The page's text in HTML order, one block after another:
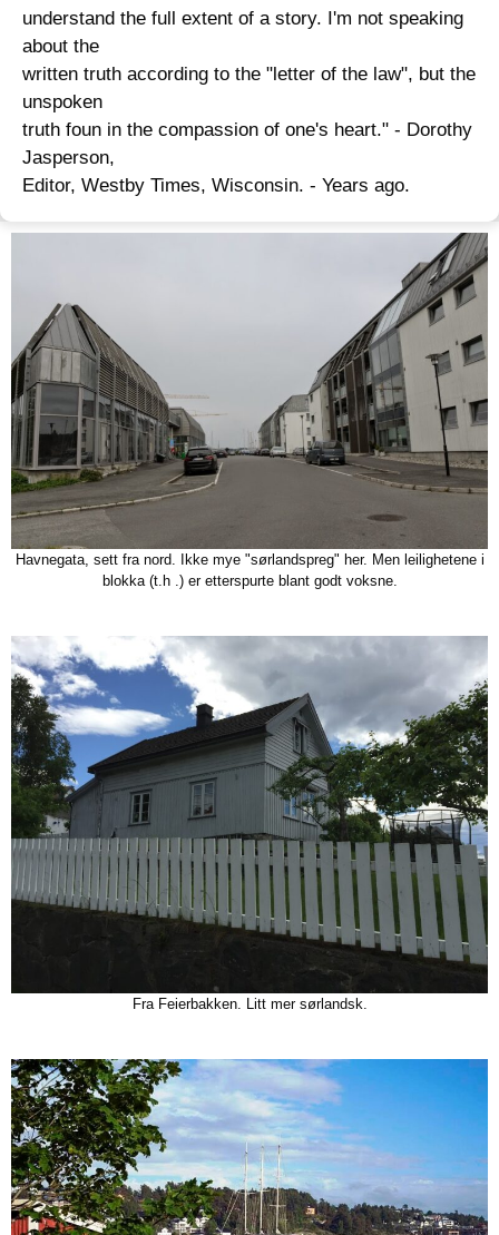
understand the full extent of a story. I'm not speaking
about the
written truth according to the "letter of the law", but the
unspoken
truth foun in the compassion of one's heart." - Dorothy
Jasperson,
Editor, Westby Times, Wisconsin. - Years ago.
Havnegata, sett fra nord. Ikke mye "sørlandspreg" her. Men leilighetene i
blokka (t.h .) er etterspurte blant godt voksne.
Fra Feierbakken. Litt mer sørlandsk.